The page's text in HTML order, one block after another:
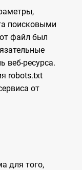
поисковыми
файл был
веб-ресурса.
robots.txt
от
для того,